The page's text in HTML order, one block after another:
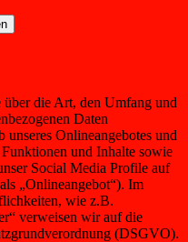
die Art, den Umfang und
Daten
Onlineangebotes und
und Inhalte sowie
Social Media Profile auf
„Onlineangebot“). Im
wie z.B.
verweisen wir auf die
(DSGVO).